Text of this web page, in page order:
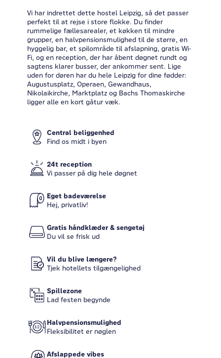
Vi har indrettet dette hostel Leipzig, så det passer
perfekt til at rejse i store flokke. Du finder
rummelige fællesarealer, et køkken til mindre
grupper, en halvpensionsmulighed til de større, en
hyggelig bar, et spilområde til afslapning, gratis Wi-
Fi, og en reception, der har åbent døgnet rundt og
sagtens klarer busser, der ankommer sent. Lige
uden for døren har du hele Leipzig for dine fødder:
Augustusplatz, Operaen, Gewandhaus,
Nikolaikirche, Marktplatz og Bachs Thomaskirche
ligger alle en kort gåtur væk.
Central beliggenhed
Find os midt i byen
24t reception
Vi passer på dig hele døgnet
Eget badeværelse
Hej, privatliv!
Gratis håndklæder & sengetøj
Du vil se frisk ud
Vil du blive længere?
Tjek hotellets tilgængelighed
Spillezone
Lad festen begynde
Halvpensionsmulighed
Fleksibilitet er nøglen
Afslappede vibes